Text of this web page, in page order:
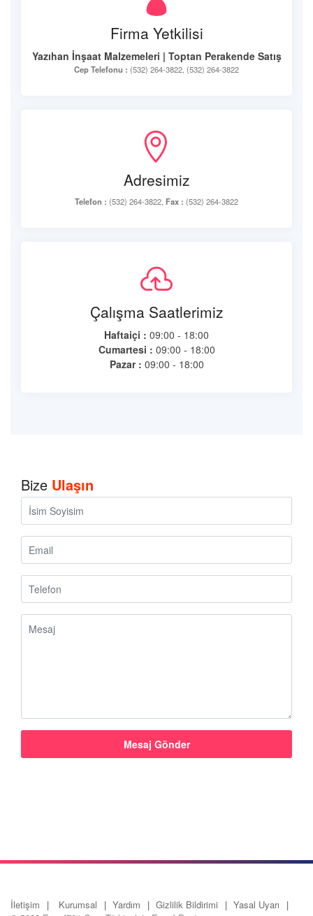
Firma Yetkilisi
Yazıhan İnşaat Malzemeleri | Toptan Perakende Satış
Cep Telefonu : (532) 264-3822, (532) 264-3822
Adresimiz
Telefon : (532) 264-3822, Fax : (532) 264-3822
Çalışma Saatlerimiz
Haftaiçi : 09:00 - 18:00
Cumartesi : 09:00 - 18:00
Pazar : 09:00 - 18:00
Bize Ulaşın
İletişim Kurumsal Yardım Gizlilik Bildirimi
Yasal Uyarı